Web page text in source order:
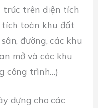
trúc trên diện tích
toàn khu đất
đường, các khu
mở và các khu
công trình…)
dựng cho các